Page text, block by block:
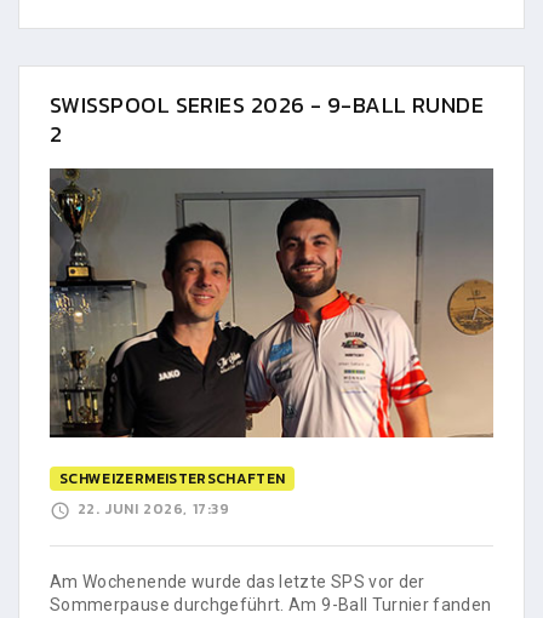
SWISSPOOL SERIES 2026 - 9-BALL RUNDE
2
SCHWEIZERMEISTERSCHAFTEN
22. JUNI 2026, 17:39
Am Wochenende wurde das letzte SPS vor der
Sommerpause durchgeführt. Am 9-Ball Turnier fanden